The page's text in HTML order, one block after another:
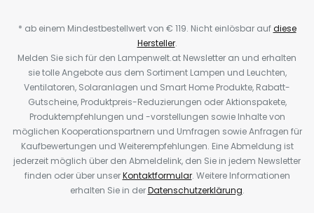
* ab einem Mindestbestellwert von € 119. Nicht einlösbar aufdiese
Hersteller.
Melden Sie sich für den Lampenwelt.at Newsletter an und erhalten
sie tolle Angebote aus dem Sortiment Lampen und Leuchten,
Ventilatoren, Solaranlagen und Smart Home Produkte, Rabatt-
Gutscheine, Produktpreis-Reduzierungen oder Aktionspakete,
Produktempfehlungen und -vorstellungen sowie Inhalte von
möglichen Kooperationspartnern und Umfragen sowie Anfragen für
Kaufbewertungen und Weiterempfehlungen. Eine Abmeldung ist
jederzeit möglich über den Abmeldelink, den Sie in jedem Newsletter
finden oder über unserKontaktformular. Weitere Informationen
erhalten Sie in derDatenschutzerklärung.